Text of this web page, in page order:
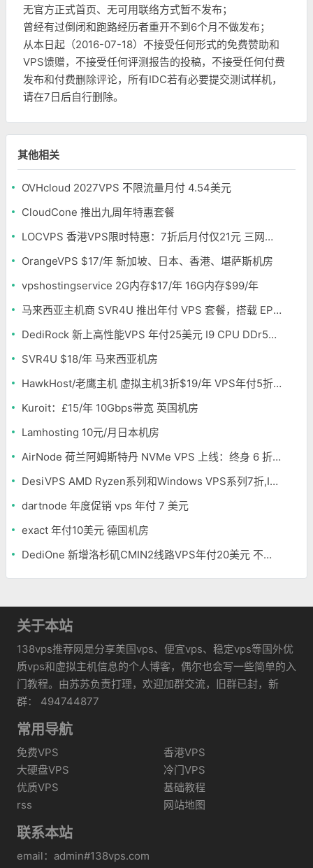
无官方正式首页、无可用联络方式暂不发布；
曾经有过倒闭和跑路经历者重开不到6个月不做发布；
从本日起（2016-07-18）不接受任何形式的免费赞助和
VPS馈赠，不接受任何评测报告的投稿，不接受任何付费
发布和付费删除评论，所有IDC若有必要提交测试样机，
请在7日后自行删除。
其他相关
OVHcloud 2027VPS 不限流量月付 4.54美元
CloudCone 推出九周年特惠套餐
LOCVPS 香港VPS限时特惠：7折后月付仅21元 三网优化BGP线路 可选原生IP
OrangeVPS $17/年 新加坡、日本、香港、堪萨斯机房
vpshostingservice 2G内存$17/年 16G内存$99/年
马来西亚主机商 SVR4U 推出年付 VPS 套餐，搭载 EPYC/至强铂金，支持支付宝
DediRock 新上高性能VPS 年付25美元 I9 CPU DDr5内存 纽约机房
SVR4U $18/年 马来西亚机房
HawkHost/老鹰主机 虚拟主机3折$19/年 VPS年付5折$25/年
Kuroit：£15/年 10Gbps带宽 英国机房
Lamhosting 10元/月日本机房
AirNode 荷兰阿姆斯特丹 NVMe VPS 上线：终身 6 折，€1.99/月起，2.5Tbit/s DDoS 防护
DesiVPS AMD Ryzen系列和Windows VPS系列7折,Intel系列年付11.6美元
dartnode 年度促销 vps 年付 7 美元
exact 年付10美元 德国机房
DediOne 新增洛杉矶CMIN2线路VPS年付20美元 不限流量
关于本站
138vps推荐网是分享美国vps、便宜vps、稳定vps等国外优
质vps和虚拟主机信息的个人博客，偶尔也会写一些简单的入
门教程。由苏苏负责打理，欢迎加群交流，旧群已封，新
群： 494744877
常用导航
免费VPS
香港VPS
大硬盘VPS
冷门VPS
优质VPS
基础教程
rss
网站地图
联系本站
email：admin#138vps.com